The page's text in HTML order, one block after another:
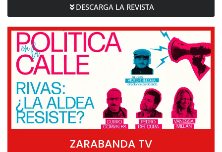
DESCARGA LA REVISTA
ZARABANDA TV